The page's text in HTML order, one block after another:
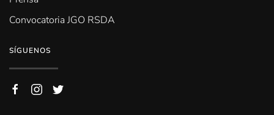
Convocatoria JGO RSDA
SÍGUENOS